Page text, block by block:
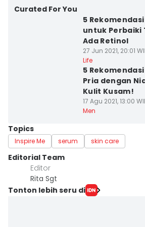
Curated For You
5
untuk Perbaiki
Ada Retinol
27 Jun 2021, 20:01
Life
5
Pria dengan
Kulit Kusam!
17 Agu 2021, 13:00
Men
Topics
Inspire Me serum skin care
Editorial Team
Editor
Rita Sgt
Tonton lebih seru di